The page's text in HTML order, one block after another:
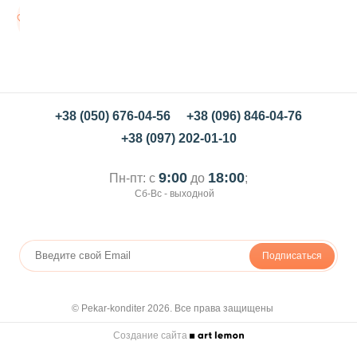
й
+38 (050) 676-04-56
+38 (096) 846-04-76
+38 (097) 202-01-10
Пн-пт: с 9:00 до 18:00;
Сб-Вс - выходной
Подписаться
© Pekar-konditer 2026. Все права защищены
Создание сайта